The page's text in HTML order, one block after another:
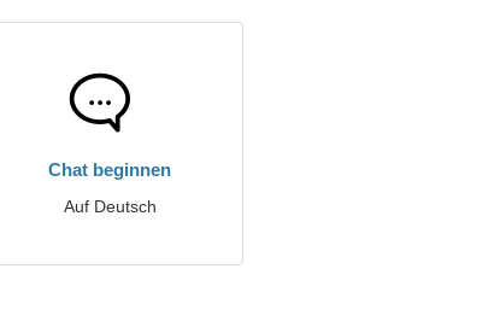
Chat beginnen
Auf Deutsch